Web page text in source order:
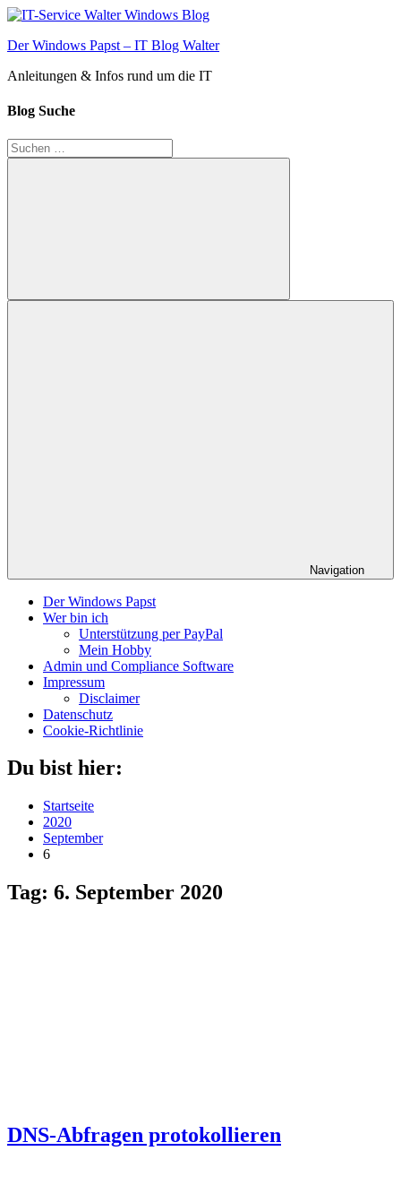
Zum
springen
Der Windows Papst – IT Blog Walter
Anleitungen & Infos rund um die IT
Blog Suche
Suchen
nach:
Suchen
Navigation
Der Windows Papst
Wer bin ich
Unterstützung per PayPal
Mein Hobby
Admin und Compliance Software
Impressum
Disclaimer
Datenschutz
Cookie-Richtlinie
Du bist hier:
Startseite
2020
September
6
Tag: 6. September 2020
DNS-Abfragen protokollieren